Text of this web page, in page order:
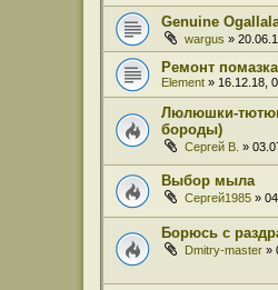
Genuine
wargus »
Ремонт помазка
Element » 16.12.18,
Люлюшки-
бороды)
Сергей В. »
Выбор мыла
Сергей1985 »
Борюсь с
Dmitry-master »